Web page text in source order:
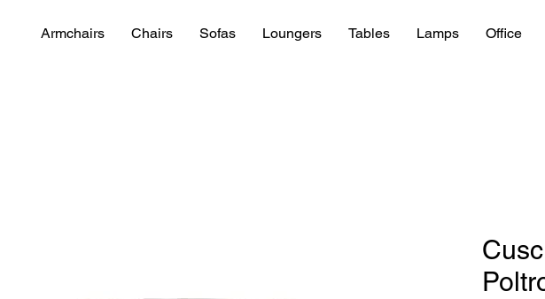
Armchairs Chairs Sofas Loungers Tables Lamps Office